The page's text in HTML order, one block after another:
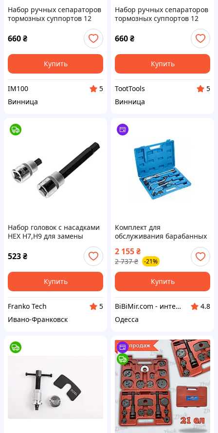
Набор ручных сепараторов
тормозных суппортов 12
E3318A (Код7100)
660₴
Купить
IM100
5
Винница
Набор ручных сепараторов
тормозных суппортов 12
E3318A
660₴
Купить
TootTools
5
Винница
Набор головок с насадками
HEX H7,H9 для замены
тормозных колодок 4924 JTC
523₴
Купить
Franko Tech
5
Ивано-Франковск
Комплект для
обслуживания барабанных
замены колодок (HT8G371)
2 155₴
2 737 ₴ -21%
Купить
BiBiMir.com - интернет-магазин автоаксессуаров
4.8
Одесса